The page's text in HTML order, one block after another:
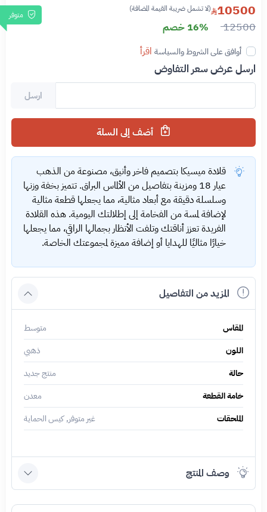
متوفر 10500 (لا تشمل ضريبة القيمة المضافة)
12500 16% خصم
أوافق على الشروط والسياسة اقرأ
ارسل عرض سعر التفاوض
ارسل
قلادة ميسيكا بتصميم فاخر وأنيق، مصنوعة من الذهب
عيار 18 ومزينة بتفاصيل من الألماس البراق. تتميز بخفة وزنها
وسلسلة دقيقة مع أبعاد مثالية، مما يجعلها قطعة مثالية
لإضافة لمسة من الفخامة إلى إطلالتك اليومية. هذه القلادة
الفريدة تعزز أناقتك وتلفت الأنظار بجمالها الراقي، مما يجعلها
خيارًا مثاليًا للهدايا أو إضافة مميزة لمجموعتك الخاصة.
المزيد من التفاصيل
المقاس
متوسط
اللون
ذهبي
حالة
منتج جديد
خامة القطعة
معدن
الملحقات
غير متوفر, كيس الحماية
وصف المنتج